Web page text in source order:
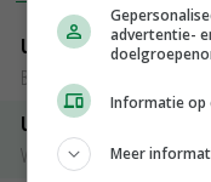
Uitbetaalprijs DCA
Biggen weekprijzen
Uitbetaalprijs Compaxo
Vleesvarkens
advertentie-
Informatie op
Meer